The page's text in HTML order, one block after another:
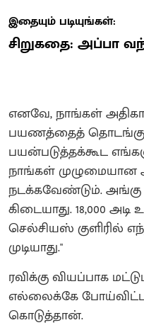
இதையும் படியுங்கள்:
சிறுகதை: அப்பா
எனவே, நாங்கள்
பயணத்தைத்
பயன்படுத்தக்கூட
நாங்கள் முழுமையான
நடக்கவேண்டும்.
கிடையாது. 18,000
செல்சியஸ் குளிரில்
முடியாது."
ரவிக்கு வியப்பாக
எல்லைக்கே
கொடுத்தான்.